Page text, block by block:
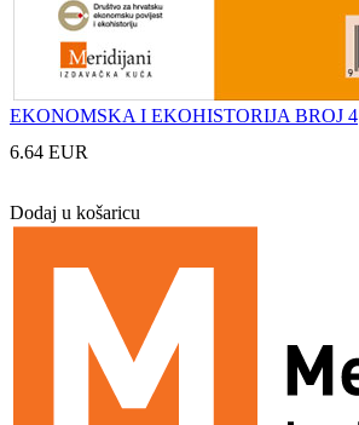
EKONOMSKA I EKOHISTORIJA BROJ 4
6.64 EUR
Dodaj u košaricu